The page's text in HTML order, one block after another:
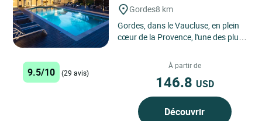
Gordes8 km
Gordes, dans le Vaucluse, en plein
cœur de la Provence, l'une des plus
dans le monde...
9.5/10 (29 avis)
À partir de
146.8 USD
Découvrir